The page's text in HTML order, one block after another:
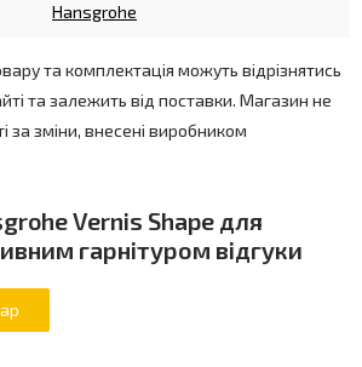
Hansgrohe
та комплектація можуть відрізнятись
та залежить від поставки. Магазин не
за зміни, внесені виробником
Vernis Shape для
гарнітуром відгуки